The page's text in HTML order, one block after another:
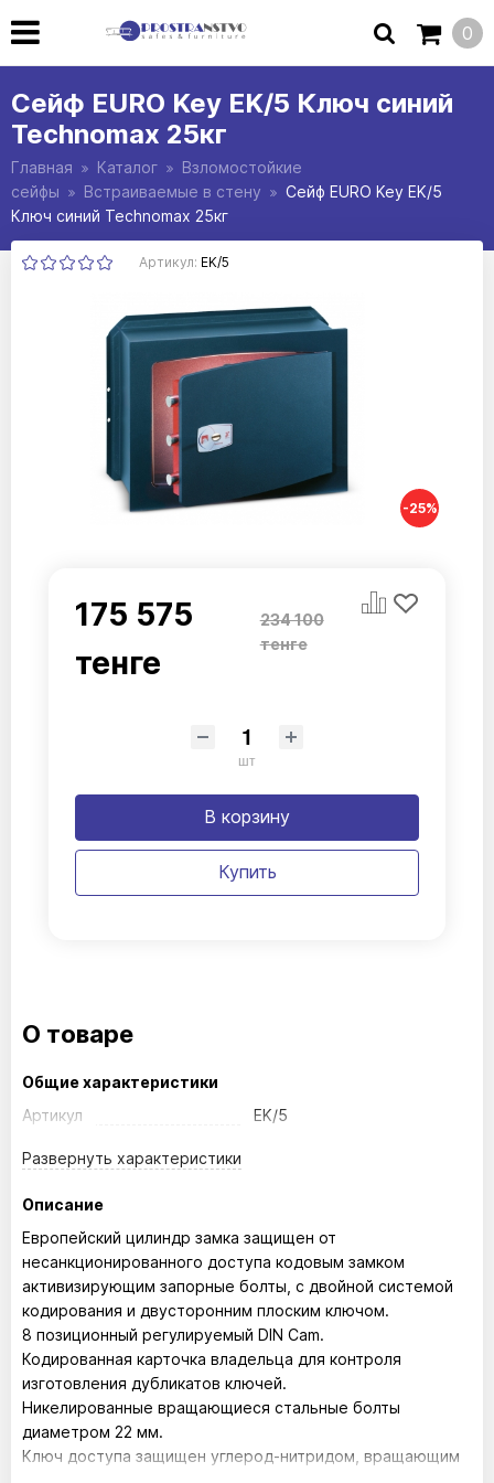
0
Сейф EURO Key EK/5 Ключ синий
Technomax 25кг
Главная Каталог
Взломостойкие
сейфы
Встраиваемые в стену
Сейф EURO Key EK/5
Ключ синий Technomax 25кг
Артикул: EK/5
-25%
175 575
тенге
234 100
тенге
шт
В корзину
Купить
О товаре
Общие характеристики
Артикул
EK/5
Развернуть характеристики
Описание
Европейский цилиндр замка защищен от
несанкционированного доступа кодовым замком
активизирующим запорные болты, с двойной системой
кодирования и двусторонним плоским ключом.
8 позиционный регулируемый DIN Cam.
Кодированная карточка владельца для контроля
изготовления дубликатов ключей.
Никелированные вращающиеся стальные болты
диаметром 22 мм.
Ключ доступа защищен углерод-нитридом, вращающим